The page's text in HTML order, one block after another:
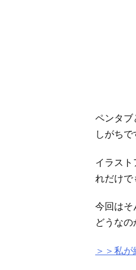
ペンタブ
しがち
イラス
れだけで
今回はそ
どうなの
＞＞私